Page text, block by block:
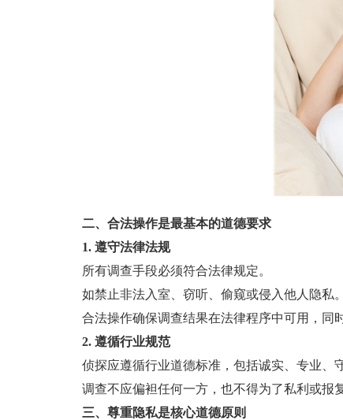
二、合法操作是最基本的道德要求
1. 遵守法律法规
所有调查手段必须符合法律规定。
如禁止非法入室、窃听、偷窥或侵入他人隐私。
合法操作确保调查结果在法律程序中可用，同时
2. 遵循行业规范
侦探应遵循行业道德标准，包括诚实、专业、守
调查不应偏袒任何一方，也不得为了私利或报复
三、尊重隐私是核心道德原则